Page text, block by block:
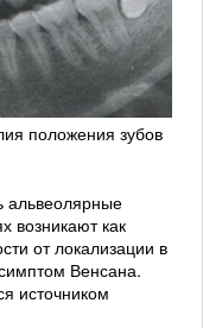
положения зубов
альвеолярные
возникают как
от локализации в
Венсана.
источником